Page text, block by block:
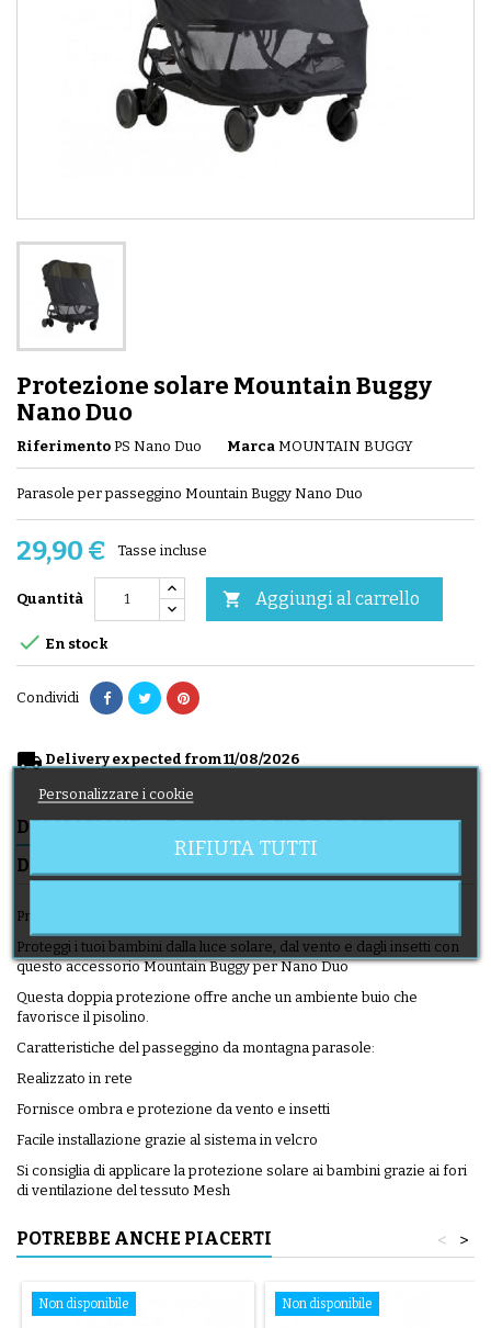
Protezione solare Mountain Buggy
Nano Duo
Riferimento PS Nano Duo Marca MOUNTAIN BUGGY
Parasole per passeggino Mountain Buggy Nano Duo
29,90 € Tasse incluse
Quantità  Aggiungi al carrello
 En stock
Condividi
local_shipping Delivery expected from 11/08/2026
DESCRIZIONE
DETTAGLI DEL PRODOTTO
DELIVERY
Protezione per Mountain Buggy Nano Duo
Proteggi i tuoi bambini dalla luce solare, dal vento e dagli insetti con
questo accessorio Mountain Buggy per Nano Duo
Questa doppia protezione offre anche un ambiente buio che
favorisce il pisolino.
Caratteristiche del passeggino da montagna parasole:
Realizzato in rete
Fornisce ombra e protezione da vento e insetti
Facile installazione grazie al sistema in velcro
Si consiglia di applicare la protezione solare ai bambini grazie ai fori
di ventilazione del tessuto Mesh
POTREBBE ANCHE PIACERTI >
<
Non disponibile Non disponibile
Personalizzare i cookie
RIFIUTA TUTTI